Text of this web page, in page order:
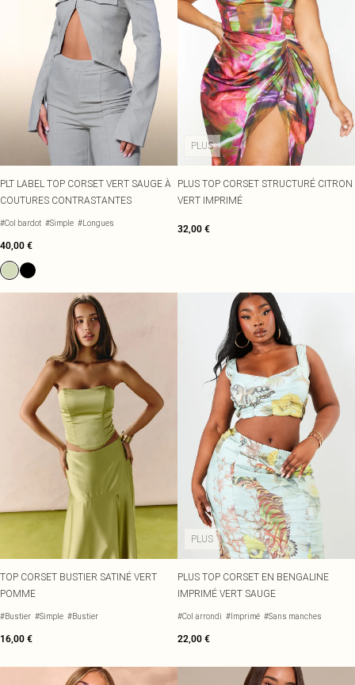
PLT LABEL TOP CORSET VERT SAUGE À
COUTURES CONTRASTANTES
#Col bardot #Simple #Longues
40,00 €
PLUS
PLUS TOP CORSET STRUCTURÉ CITRON
VERT IMPRIMÉ
32,00 €
TOP CORSET BUSTIER SATINÉ VERT
POMME
#Bustier #Simple #Bustier
16,00 €
PLUS
PLUS TOP CORSET EN BENGALINE
IMPRIMÉ VERT SAUGE
#Col arrondi #Imprimé #Sans manches
22,00 €